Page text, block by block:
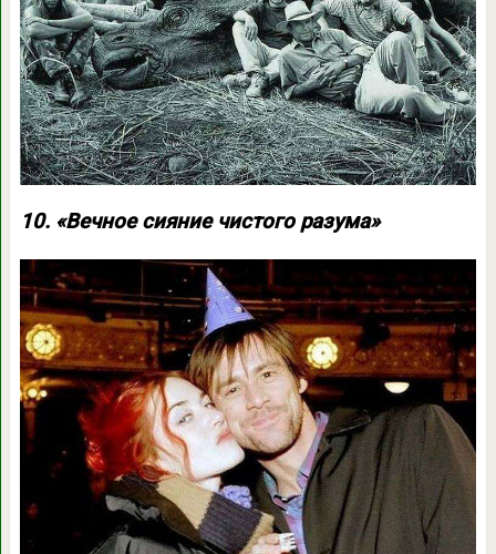
10. «Вечное сияние чистого разума»